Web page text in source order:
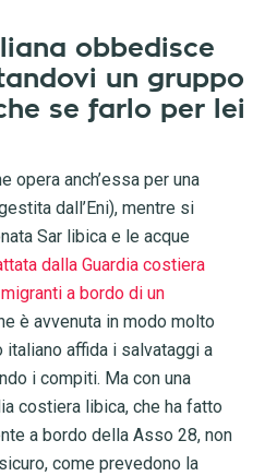
obbedisce
un gruppo
se farlo per lei
opera anch’essa per una
dall’Eni), mentre si
Sar libica e le acque
dalla Guardia costiera
a bordo di un
è avvenuta in modo molto
affida i salvataggi a
i compiti. Ma con una
costiera libica, che ha fatto
a bordo della Asso 28, non
come prevedono la